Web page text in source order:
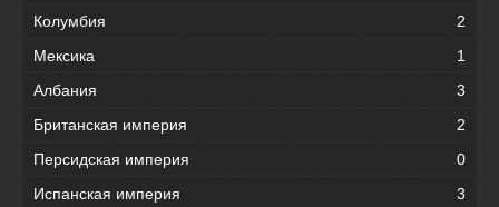
Колумбия
2
Мексика
1
Албания
3
Британская империя
2
Персидская империя
0
Испанская империя
3